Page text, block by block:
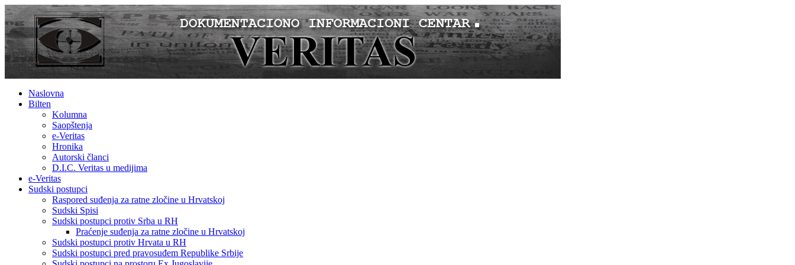
Naslovna
Bilten
Kolumna
Saopštenja
e-Veritas
Hronika
Autorski članci
D.I.C. Veritas u medijima
e-Veritas
Sudski postupci
Raspored suđenja za ratne zločine u Hrvatskoj
Sudski Spisi
Sudski postupci protiv Srba u RH
Praćenje suđenja za ratne zločine u Hrvatskoj
Sudski postupci protiv Hrvata u RH
Sudski postupci pred pravosuđem Republike Srbije